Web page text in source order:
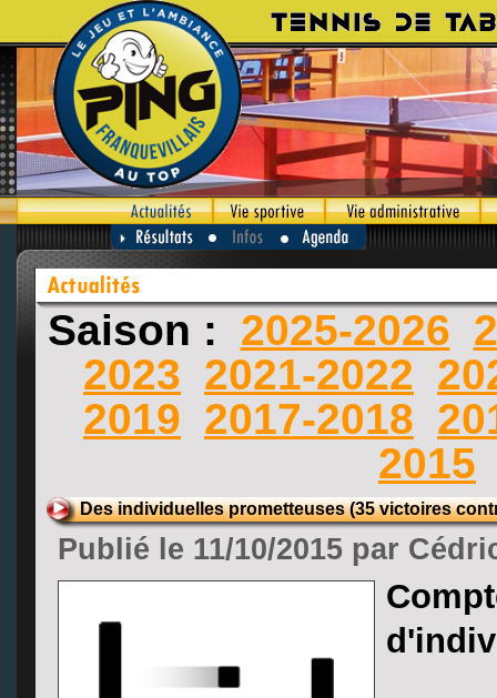
Saison : 2025-2026
2023 2021-2022
2019 2017-2018
2015
Des individuelles prometteuses (35 victoires
Publié le 11/10/2015 par